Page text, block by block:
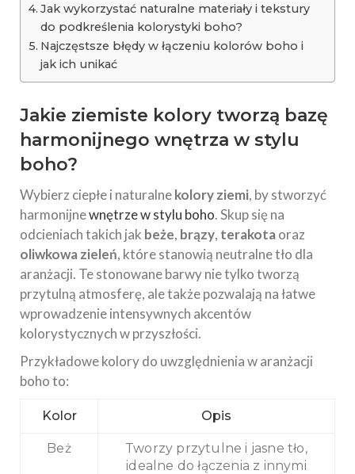
Jak wykorzystać naturalne materiały i tekstury
do podkreślenia kolorystyki boho?
Najczęstsze błędy w łączeniu kolorów boho i
jak ich unikać
Jakie ziemiste kolory tworzą bazę
harmonijnego wnętrza w stylu
boho?
Wybierz ciepłe i naturalnekolory ziemi, by stworzyć
harmonijnewnętrze w stylu boho. Skup się na
odcieniach takich jak beże, brązy, terakotaoraz
oliwkowa zieleń, które stanowią neutralne tło dla
aranżacji. Te stonowane barwy nie tylko tworzą
przytulną atmosferę, ale także pozwalają na łatwe
wprowadzenie intensywnych akcentów
kolorystycznych w przyszłości.
Przykładowe kolory do uwzględnienia w aranżacji
boho to:
Kolor Opis
Beż
Tworzy przytulne i jasne tło,
idealne do łączenia z innymi